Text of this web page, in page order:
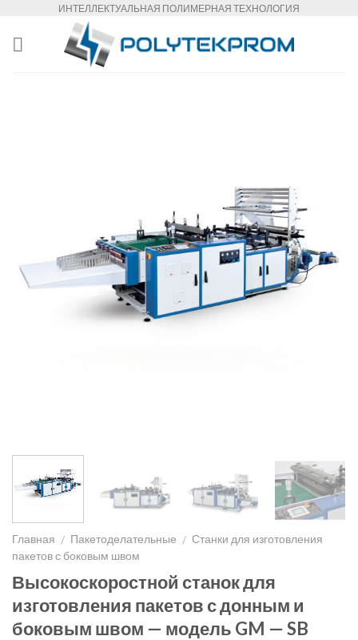
content
ИНТЕЛЛЕКТУАЛЬНАЯ ПОЛИМЕРНАЯ ТЕХНОЛОГИЯ
Главная / Пакетоделательные / Станки для изготовления
пакетов с боковым швом
Высокоскоростной станок для
изготовления пакетов с донным и
боковым швом — модель GM — SB